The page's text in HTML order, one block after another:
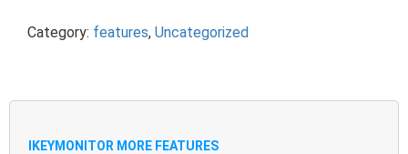
Category: features, Uncategorized
IKEYMONITOR MORE FEATURES